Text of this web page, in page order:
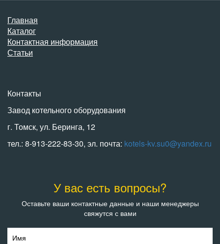
Главная
Каталог
Контактная информация
Статьи
Контакты
Завод котельного оборудования
г. Томск, ул. Беринга, 12
тел.: 8-913-222-83-30, эл. почта: kotels-kv.su0@yandex.ru
У вас есть вопросы?
Оставьте ваши контактные данные и наши менеджеры
свяжутся с вами
Имя